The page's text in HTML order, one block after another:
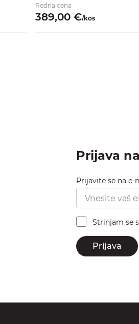
Redna cena
389,00 €/kos
Prijava
Prijavite se na e-
Strinjam se
Prijava